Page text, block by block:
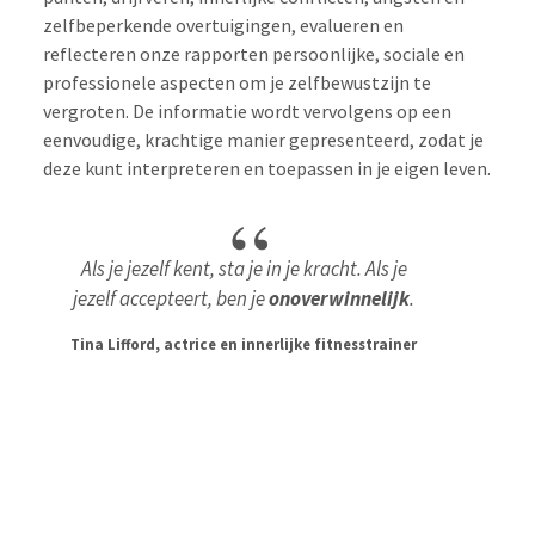
zelfbeperkende overtuigingen, evalueren en
reflecteren onze rapporten persoonlijke, sociale en
professionele aspecten om je zelfbewustzijn te
vergroten. De informatie wordt vervolgens op een
eenvoudige, krachtige manier gepresenteerd, zodat je
deze kunt interpreteren en toepassen in je eigen leven.
Als je jezelf kent, sta je in je kracht. Als je
jezelf accepteert, ben jeonoverwinnelijk.
Tina Lifford, actrice en innerlijke fitnesstrainer